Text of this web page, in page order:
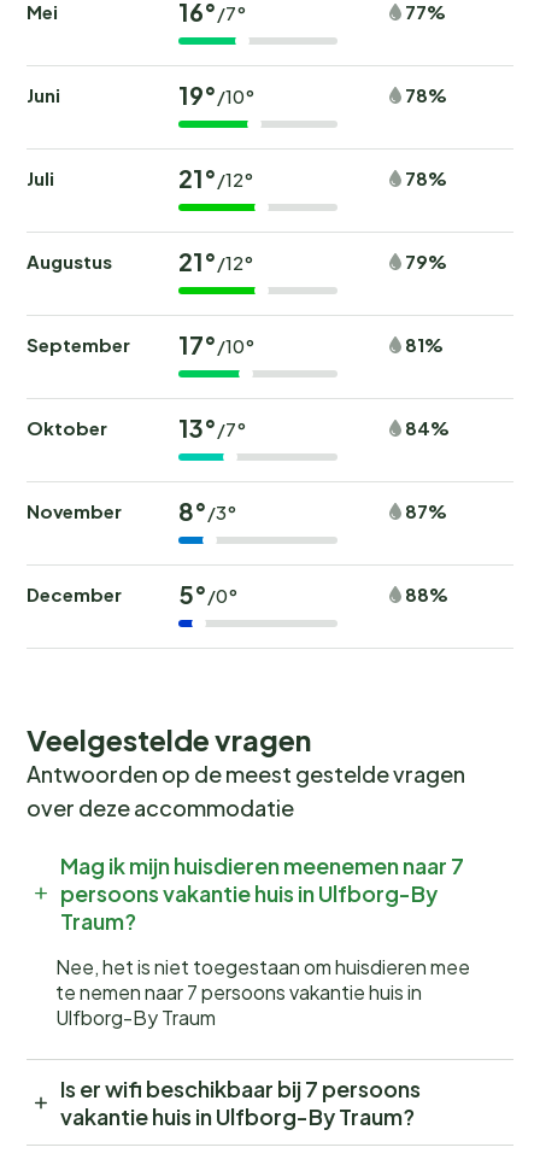
Mei 16°/7° 77%
Juni 19°/10° 78%
Juli 21°/12° 78%
Augustus 21°/12° 79%
September 17°/10° 81%
Oktober 13°/7° 84%
November 8°/3° 87%
December 5°/0° 88%
Veelgestelde vragen
Antwoorden op de meest gestelde vragen
over deze accommodatie
Mag ik mijn huisdieren meenemen naar 7
persoons vakantie huis in Ulfborg-By
Traum?
Nee, het is niet toegestaan om huisdieren mee
te nemen naar 7 persoons vakantie huis in
Ulfborg-By Traum
Is er wifi beschikbaar bij 7 persoons
vakantie huis in Ulfborg-By Traum?